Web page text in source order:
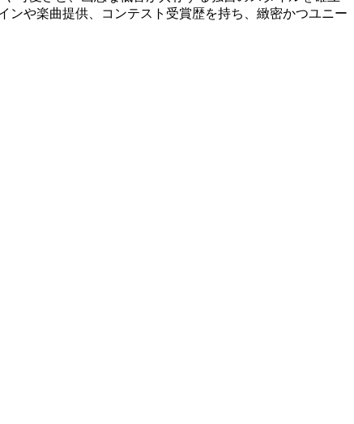
ンや楽曲提供、コンテスト受賞歴を持ち、緻密かつユニー